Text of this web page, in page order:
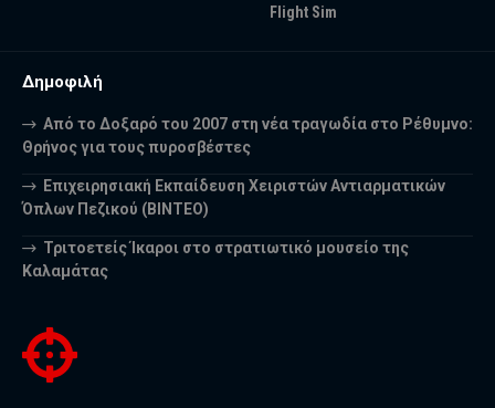
Flight Sim
Δημοφιλή
Από το Δοξαρό του 2007 στη νέα τραγωδία στο Ρέθυμνο:
Θρήνος για τους πυροσβέστες
Επιχειρησιακή Εκπαίδευση Χειριστών Αντιαρματικών
Όπλων Πεζικού (ΒΙΝΤΕΟ)
Τριτοετείς Ίκαροι στο στρατιωτικό μουσείο της
Καλαμάτας